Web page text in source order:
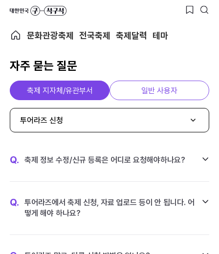
문화관광축제 전국축제 축제달력 테마
자주 묻는 질문
축제 지자체/유관부서 일반 사용자
투어라즈 신청
Q. 축제 정보 수정/신규 등록은 어디로 요청해야하나요?
Q.
투어라즈에서 축제 신청, 자료 업로드 등이 안 됩니다. 어
떻게 해야 하나요?